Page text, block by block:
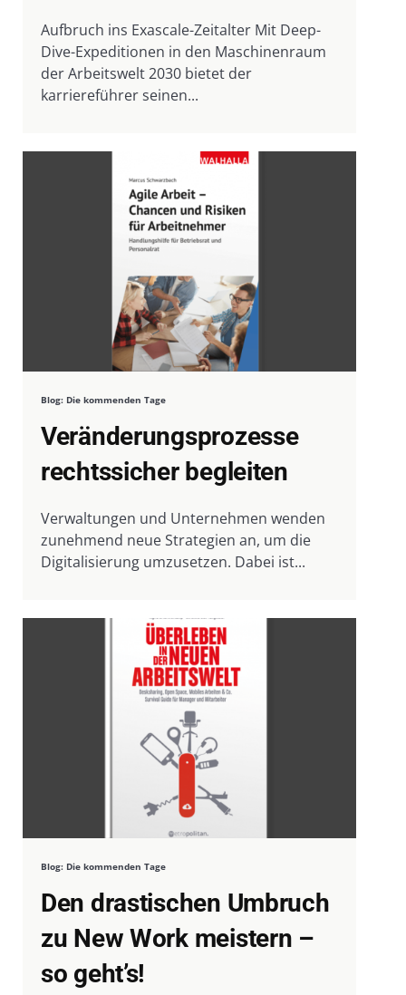
Aufbruch ins Exascale-Zeitalter Mit Deep-
Dive-Expeditionen in den Maschinenraum
der Arbeitswelt 2030 bietet der
karriereführer seinen...
Blog: Die kommenden Tage
Veränderungsprozesse
rechtssicher begleiten
Verwaltungen und Unternehmen wenden
zunehmend neue Strategien an, um die
Digitalisierung umzusetzen. Dabei ist...
Blog: Die kommenden Tage
Den drastischen Umbruch
zu New Work meistern –
so geht’s!